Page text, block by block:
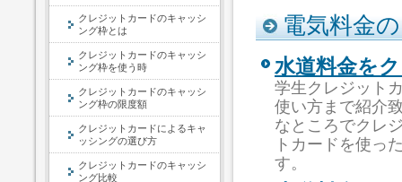
電気料金
水道料金を
学生クレジット
使い方まで紹介
なところでクレ
トカードを使っ
す。
クレジットカードのキャッシ
ング枠とは
クレジットカードのキャッシ
ング枠を使う時
クレジットカードのキャッシ
ング枠の限度額
クレジットカードによるキャ
ッシングの選び方
クレジットカードのキャッシ
ング比較